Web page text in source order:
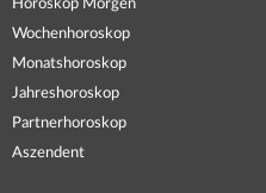
Horoskop Morgen
Wochenhoroskop
Monatshoroskop
Jahreshoroskop
Partnerhoroskop
Aszendent